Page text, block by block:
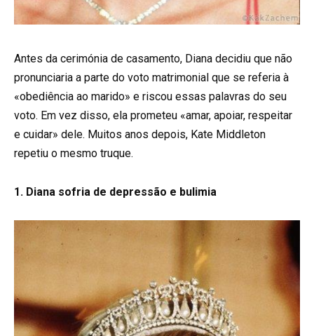
Antes da cerimónia de casamento, Diana decidiu que não
pronunciaria a parte do voto matrimonial que se referia à
«obediência ao marido» e riscou essas palavras do seu
voto. Em vez disso, ela prometeu «amar, apoiar, respeitar
e cuidar» dele. Muitos anos depois, Kate Middleton
repetiu o mesmo truque.
1. Diana sofria de depressão e bulimia